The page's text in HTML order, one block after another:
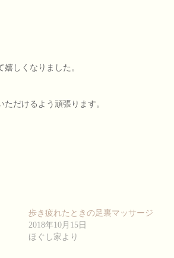
しくなりました。
だけるよう頑張ります。
歩き疲れたときの足裏マッサージ
2018年10月15日
ほぐし家より